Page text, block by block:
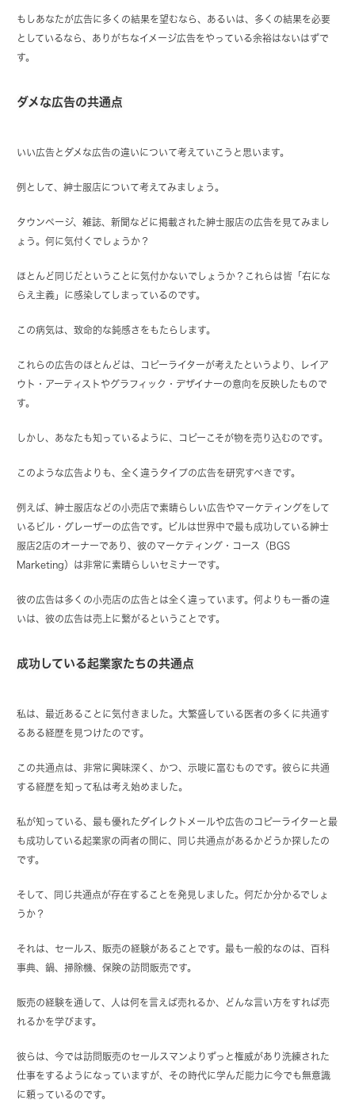
もしあなたが広告に多くの結果を望むなら、あるいは、多くの結果を必要
としているなら、ありがちなイメージ広告をやっている余裕はないはずで
す。
ダメな広告の共通点
いい広告とダメな広告の違いについて考えていこうと思います。
例として、紳士服店について考えてみましょう。
タウンページ、雑誌、新聞などに掲載された紳士服店の広告を見てみまし
ょう。何に気付くでしょうか？
ほとんど同じだということに気付かないでしょうか？これらは皆「右にな
らえ主義」に感染してしまっているのです。
この病気は、致命的な鈍感さをもたらします。
これらの広告のほとんどは、コピーライターが考えたというより、レイア
ウト・アーティストやグラフィック・デザイナーの意向を反映したもので
す。
しかし、あなたも知っているように、コピーこそが物を売り込むのです。
このような広告よりも、全く違うタイプの広告を研究すべきです。
例えば、紳士服店などの小売店で素晴らしい広告やマーケティングをして
いるビル・グレーザーの広告です。ビルは世界中で最も成功している紳士
服店2店のオーナーであり、彼のマーケティング・コース（BGS
Marketing）は非常に素晴らしいセミナーです。
彼の広告は多くの小売店の広告とは全く違っています。何よりも一番の違
いは、彼の広告は売上に繋がるということです。
成功している起業家たちの共通点
私は、最近あることに気付きました。大繁盛している医者の多くに共通す
るある経歴を見つけたのです。
この共通点は、非常に興味深く、かつ、示唆に富むものです。彼らに共通
する経歴を知って私は考え始めました。
私が知っている、最も優れたダイレクトメールや広告のコピーライターと最
も成功している起業家の両者の間に、同じ共通点があるかどうか探したの
です。
そして、同じ共通点が存在することを発見しました。何だか分かるでしょ
うか？
それは、セールス、販売の経験があることです。最も一般的なのは、百科
事典、鍋、掃除機、保険の訪問販売です。
販売の経験を通して、人は何を言えば売れるか、どんな言い方をすれば売
れるかを学びます。
彼らは、今では訪問販売のセールスマンよりずっと権威があり洗練された
仕事をするようになっていますが、その時代に学んだ能力に今でも無意識
に頼っているのです。